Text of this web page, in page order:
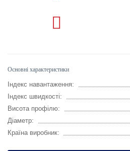
Основні характеристики
Індекс навантаження:
Індекс швидкості:
Висота профілю:
Діаметр:
Країна виробник: